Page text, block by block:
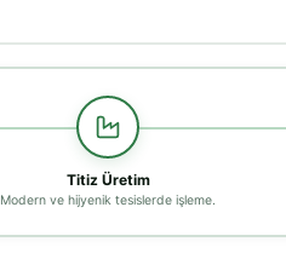
Titiz Üretim
Modern ve hijyenik tesislerde işleme.